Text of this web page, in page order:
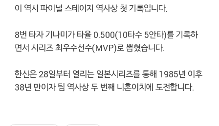
이 역시 파이널 스테이지 역사상 첫 기록입니다.
8번 타자 기나미가 타율 0.500(10타수 5안타)를 기록하
면서 시리즈 최우수선수(MVP)로 뽑혔습니다.
한신은 28일부터 열리는 일본시리즈를 통해 1985년 이후
38년 만이자 팀 역사상 두 번째 니혼이치에 도전합니다.